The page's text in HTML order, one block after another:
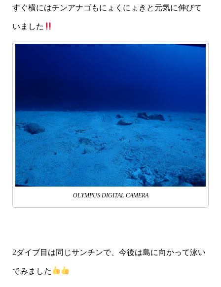
すぐ横にはチンアナゴもにょくにょきと元気に伸びて
いました
OLYMPUS DIGITAL CAMERA
2ダイブ目は同じサンチンで、今後は島に向かって泳い
でみました